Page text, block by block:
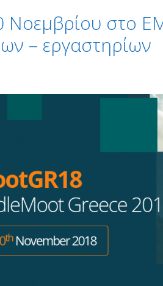
στο
– εργαστηρίων